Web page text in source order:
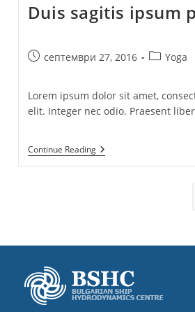
Duis sagitis ipsum
Postсептември 27, 2016
PostYoga
Lorem ipsum dolor sit amet,
elit. Integer nec odio. Praesent
Continue ReadingDuis
Sagitis